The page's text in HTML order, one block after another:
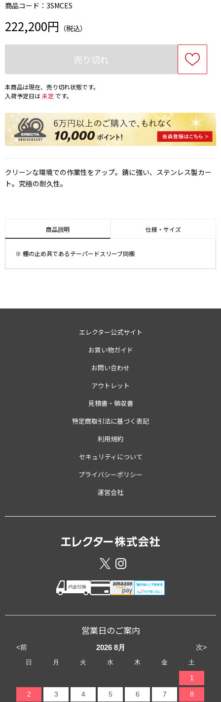
商品コード：3SMCES
222,200円 （税込）
売り切れ
本商品は現在、売り切れ状態です。
入荷予定日は未定 です。
クリーンな環境での作業性をアップ。錆に強い、ステンレス製カー
ト。究極の耐久性。
商品説明 仕様・サイズ
※ 棚の止め具であるテーパードスリーブ同梱
エレクター公式サイト
お買い物ガイド
お問い合わせ
アウトレット
見積書・領収書
特定商取引法に基づく表記
利用規約
セキュリティについて
プライバシーポリシー
運営会社
営業日のご案内
<前 次>
2026 8月
日 月 火 水 木 金 土
1
2 3 4 5 6 7 8